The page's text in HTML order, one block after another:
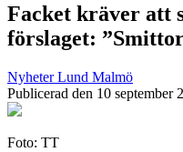
Facket kräver att
förslaget:
Nyheter Lund Malmö
Publicerad den 10 september
Foto: TT